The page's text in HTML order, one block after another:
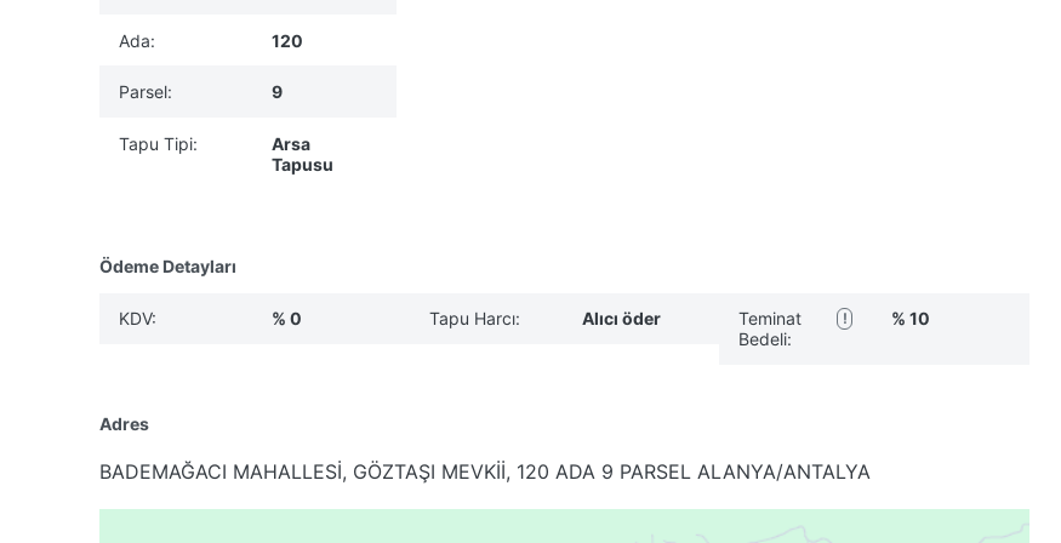
Ada: 120
Parsel: 9
Tapu Tipi:
Arsa
Tapusu
Ödeme Detayları
KDV: % 0 Tapu Harcı: Alıcı öder
Teminat
Bedeli:
! % 10
Adres
BADEMAĞACI MAHALLESİ, GÖZTAŞI MEVKİİ, 120 ADA 9 PARSEL ALANYA/ANTALYA